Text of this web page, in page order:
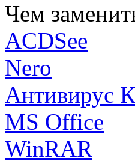
Чем
ACDSee
Nero
Антивирус
MS Office
WinRAR